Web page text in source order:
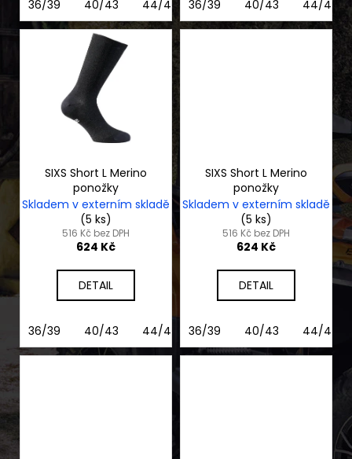
36/39 40/43 44/47 36/39 40/43 44/47
SIXS Short L Merino
ponožky
Skladem v externím skladě
(5 ks)
516 Kč bez DPH
624 Kč
DETAIL
36/39 40/43 44/47
SIXS Short L Merino
ponožky
Skladem v externím skladě
(5 ks)
516 Kč bez DPH
624 Kč
DETAIL
36/39 40/43 44/47